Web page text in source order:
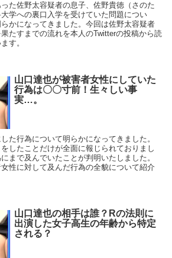
た佐野太容疑者の息子、佐野貴徳（さのた
学への裏口入学を受けていた問題につい
かになってきました。今回は佐野太容疑者
たすまでの流れを本人のTwitterの投稿から読
す。
山口達也が被害者女性にしていた
行為は〇〇寸前！生々しい事
実…。
た行為について明らかになってきました。
したことだけが全面に報じられておりまし
まで及んでいたことが判明いたしました。
性に対して及んだ行為の全貌について紹介
山口達也の相手は誰？Rの法則に
出演した女子高生の年齢から特定
される？